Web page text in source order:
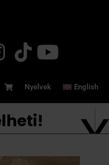
Nyelvek English